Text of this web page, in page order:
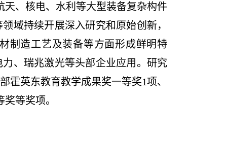
、核电、水利等大型装备复杂构件
域持续开展深入研究和原始创新，
制造工艺及装备等方面形成鲜明特
、瑞兆激光等头部企业应用。研究
霍英东教育教学成果奖一等奖1项、
等奖项。